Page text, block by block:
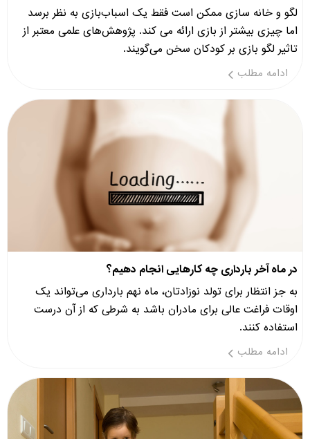
لگو و خانه سازی ممکن است فقط یک اسباب‌بازی به نظر برسد
اما چیزی بیشتر از بازی ارائه می کند. پژوهش‌های علمی معتبر از
تاثیر لگو بازی بر کودکان سخن می‌گویند.
ادامه مطلب
در ماه آخر بارداری چه کارهایی انجام دهیم؟
به جز انتظار برای تولد نوزادتان، ماه نهم بارداری می‌تواند یک
اوقات فراغت عالی برای مادران باشد به شرطی که از آن درست
استفاده کنند.
ادامه مطلب